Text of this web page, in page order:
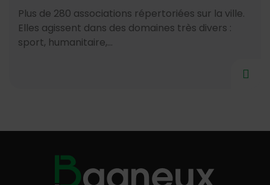
Plus de 280 associations répertoriées sur la ville.
Elles agissent dans des domaines très divers :
sport, humanitaire,...